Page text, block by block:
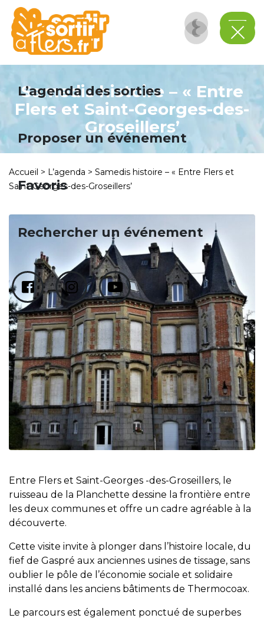
L’agenda des sorties
Proposer un événement
Favoris
Rechercher un événement
Samedis histoire – « Entre
Flers et Saint-Georges-des-
Groseillers’
Accueil > L’agenda > Samedis histoire – « Entre Flers et
Saint-Georges-des-Groseillers’
Entre Flers et Saint-Georges -des-Groseillers, le
ruisseau de la Planchette dessine la frontière entre
les deux communes et offre un cadre agréable à la
découverte.
Cette visite invite à plonger dans l’histoire locale, du
fief de Gaspré aux anciennes usines de tissage, sans
oublier le pôle de l’économie sociale et solidaire
installé dans les anciens bâtiments de Thermocoax.
Le parcours est également ponctué de superbes
Panneau de gestion des cookies